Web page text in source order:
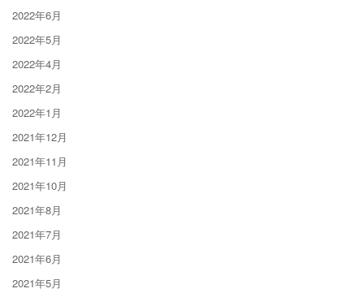
2022年6月
2022年5月
2022年4月
2022年2月
2022年1月
2021年12月
2021年11月
2021年10月
2021年8月
2021年7月
2021年6月
2021年5月